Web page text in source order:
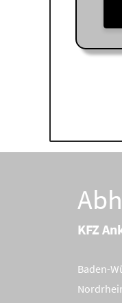
KFZ
Baden-